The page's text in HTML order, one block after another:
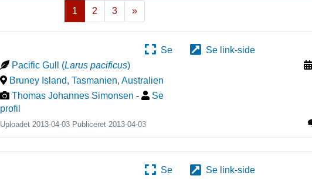
1 2 3
»
Næste
Se
Se link-side
Pacific Gull
(Larus pacificus)
Bruney Island, Tasmanien,Australien
Thomas Johannes Simonsen -
Se
profil
Uploadet 2013-04-03 Publiceret2013-04-03
Se
Se link-side